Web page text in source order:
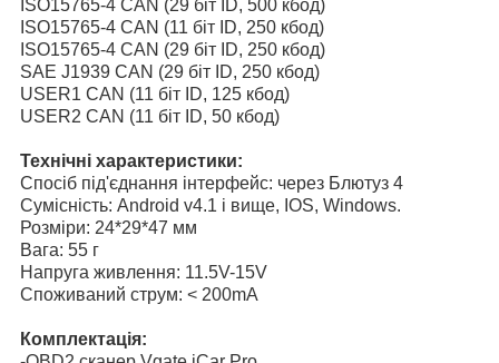
ISO15765-4 CAN (29 біт ID, 500 кбод)
ISO15765-4 CAN (11 біт ID, 250 кбод)
ISO15765-4 CAN (29 біт ID, 250 кбод)
SAE J1939 CAN (29 біт ID, 250 кбод)
USER1 CAN (11 біт ID, 125 кбод)
USER2 CAN (11 біт ID, 50 кбод)
Технічні характеристики:
Спосіб під'єднання інтерфейс: через Блютуз 4
Сумісність: Android v4.1 і вище, IOS, Windows.
Розміри: 24*29*47 мм
Вага: 55 г
Напруга живлення: 11.5V-15V
Споживаний струм: < 200mA
Комплектація: